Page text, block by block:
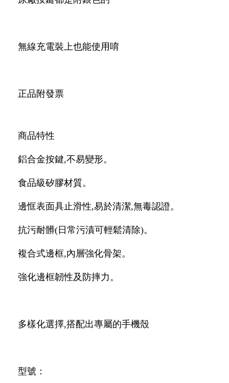
無線充電裝上也能使用唷
正品附發票
商品特性
鋁合金按鍵,不易變形。
食品級矽膠材質。
邊恇表面具止滑性,易於清潔,無毒認證。
抗污耐髒(日常污漬可輕鬆清除)。
複合式邊框,內層強化骨架。
強化邊框韌性及防摔力。
多樣化選擇,搭配出專屬的手機殼
型號：